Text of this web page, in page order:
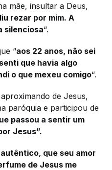
mãe, insultar a Deus,
rezar por mim. A
silenciosa“.
“aos 22 anos, não sei
que havia algo
o que mexeu comigo“.
de Jesus,
paróquia e participou de
passou a sentir um
Jesus”.
que seu amor
de Jesus me